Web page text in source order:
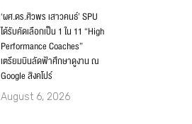
‘ผศ.ดร.ศิวพร เสาวคนธ์’ SPU
ได้รับคัดเลือกเป็น 1 ใน 11 “High
Performance Coaches”
เตรียมบินลัดฟ้าศึกษาดูงาน ณ
Google สิงคโปร์
August 6, 2026